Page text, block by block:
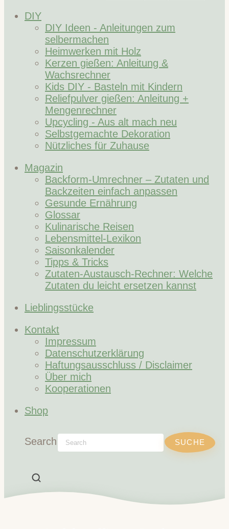
DIY
DIY Ideen - Anleitungen zum
selbermachen
Heimwerken mit Holz
Kerzen gießen: Anleitung &
Wachsrechner
Kids DIY - Basteln mit Kindern
Reliefpulver gießen: Anleitung +
Mengenrechner
Upcycling - Aus alt mach neu
Selbstgemachte Dekoration
Nützliches für Zuhause
Magazin
Backform-Umrechner – Zutaten und
Backzeiten einfach anpassen
Gesunde Ernährung
Glossar
Kulinarische Reisen
Lebensmittel-Lexikon
Saisonkalender
Tipps & Tricks
Zutaten-Austausch-Rechner: Welche
Zutaten du leicht ersetzen kannst
Lieblingsstücke
Kontakt
Impressum
Datenschutzerklärung
Haftungsausschluss / Disclaimer
Über mich
Kooperationen
Shop
Search